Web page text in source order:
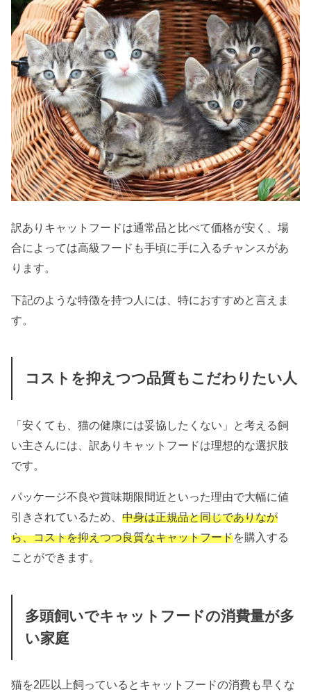
訳ありキャットフードは通常品と比べて価格が安く、場
合によっては高級フードも手頃に手に入るチャンスがあ
ります。
下記のような特徴を持つ人には、特におすすめと言えま
す。
コストを抑えつつ品質もこだわりたい人
「安くても、猫の健康には妥協したくない」と考える飼
い主さんには、訳ありキャットフードは理想的な選択肢
です。
パッケージ不良や賞味期限間近といった理由で大幅に値
引きされているため、中身は正規品と同じでありなが
ら、コストを抑えつつ良質なキャットフードを購入する
ことができます。
多頭飼いでキャットフードの消費量が多
い家庭
猫を2匹以上飼っているとキャットフードの消費も早くな